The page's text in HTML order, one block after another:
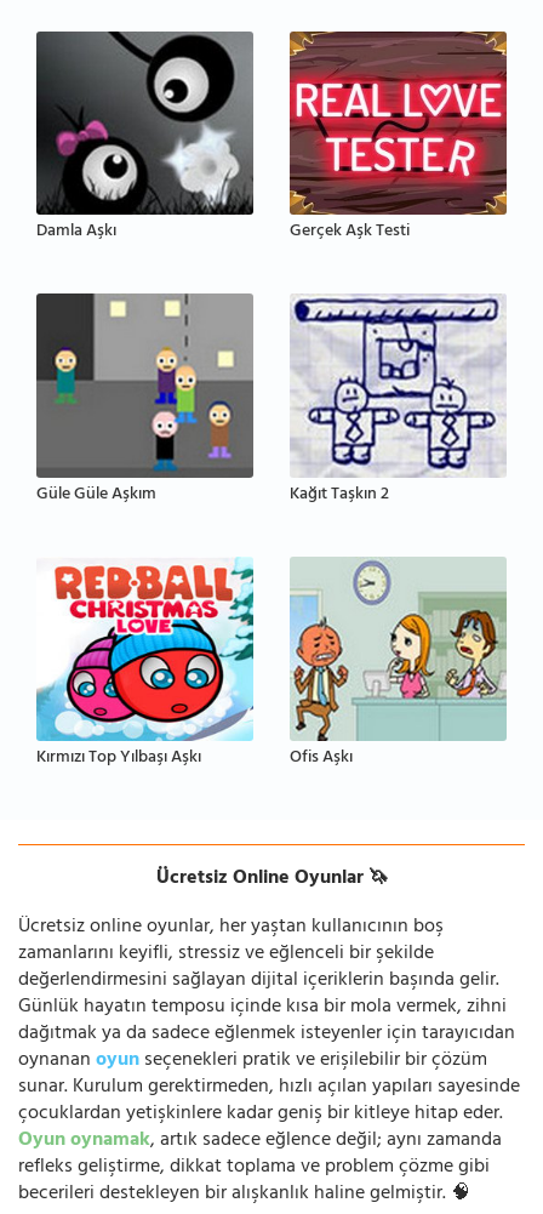
Damla Aşkı Gerçek Aşk Testi
Güle Güle Aşkım Kağıt Taşkın 2
Kırmızı Top Yılbaşı Aşkı Ofis Aşkı
Ücretsiz Online Oyunlar 🦄
Ücretsiz online oyunlar, her yaştan kullanıcının boş
zamanlarını keyifli, stressiz ve eğlenceli bir şekilde
değerlendirmesini sağlayan dijital içeriklerin başında gelir.
Günlük hayatın temposu içinde kısa bir mola vermek, zihni
dağıtmak ya da sadece eğlenmek isteyenler için tarayıcıdan
oynananoyunseçenekleri pratik ve erişilebilir bir çözüm
sunar. Kurulum gerektirmeden, hızlı açılan yapıları sayesinde
çocuklardan yetişkinlere kadar geniş bir kitleye hitap eder.
Oyun oynamak, artık sadece eğlence değil; aynı zamanda
refleks geliştirme, dikkat toplama ve problem çözme gibi
becerileri destekleyen bir alışkanlık haline gelmiştir. 🧠